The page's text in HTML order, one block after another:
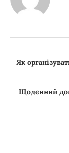
Як
Щоденний